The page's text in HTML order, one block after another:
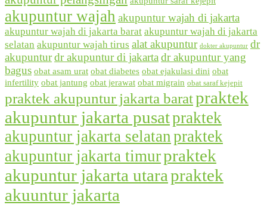
akupuntur wajah akupuntur wajah di jakarta
akupuntur wajah di jakarta barat akupuntur wajah di jakarta
selatan akupuntur wajah tirus alat akupuntur dokter akupuntur dr
akupunturdr akupuntur di jakarta dr akupuntur yang
bagus obat asam urat obat diabetes obat ejakulasi dini obat
infertility obat jantung obat jerawat obat migrain obat saraf kejepit
praktek akupuntur jakarta baratpraktek
akupuntur jakarta pusatpraktek
akupuntur jakarta selatan praktek
akupuntur jakarta timurpraktek
akupuntur jakarta utarapraktek
akuuntur jakarta